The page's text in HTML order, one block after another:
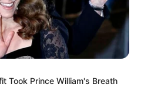
Took Prince William's Breath